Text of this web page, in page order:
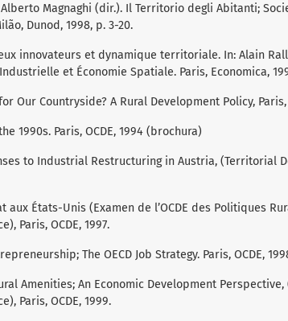
Magnaghi (dir.). Il Territorio degli Abitanti;
Dunod, 1998, p. 3-20.
innovateurs et dynamique territoriale. In: Alain
et Économie Spatiale. Paris, Economica,
Our Countryside? A Rural Development Policy, Paris,
the 1990s. Paris, OCDE, 1994 (brochura)
to Industrial Restructuring in Austria, (Territorial
aux États-Unis (Examen de l’OCDE des Politiques
Paris, OCDE, 1997.
The OECD Job Strategy. Paris, OCDE,
Amenities; An Economic Development
Paris, OCDE, 1999.